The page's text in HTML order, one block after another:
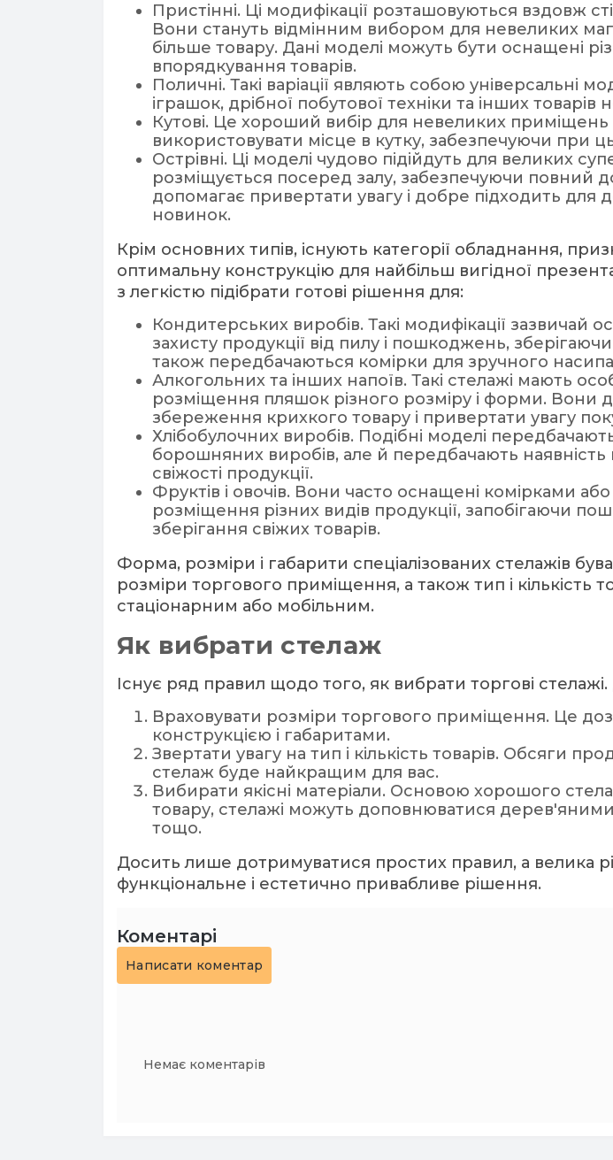
Пристінні. Ці модифікації розташовуються
Вони стануть відмінним вибором для невеликих
більше товару. Дані моделі можуть бути оснащені
впорядкування товарів.
Поличні. Такі варіації являють собою універсальні
іграшок, дрібної побутової техніки та інших
Кутові. Це хороший вибір для невеликих
використовувати місце в кутку, забезпечуючи при
Острівні. Ці моделі чудово підійдуть для великих
розміщується посеред залу, забезпечуючи повний
допомагає привертати увагу і добре підходить для
новинок.
Крім основних типів, існують категорії обладнання,
оптимальну конструкцію для найбільш вигідної
з легкістю підібрати готові рішення для:
Кондитерських виробів. Такі модифікації
захисту продукції від пилу і пошкоджень,
також передбачаються комірки для зручного
Алкогольних та інших напоїв. Такі стелажі мають
розміщення пляшок різного розміру і форми. Вони
збереження крихкого товару і привертати увагу
Хлібобулочних виробів. Подібні моделі
борошняних виробів, але й передбачають
свіжості продукції.
Фруктів і овочів. Вони часто оснащені комірками
розміщення різних видів продукції, запобігаючи
зберігання свіжих товарів.
Форма, розміри і габарити спеціалізованих стелажів
розміри торгового приміщення, а також тип і кількість
стаціонарним або мобільним.
Як вибрати стелаж
Існує ряд правил щодо того, як вибрати торгові стелажі
Враховувати розміри торгового приміщення. Це
конструкцією і габаритами.
Звертати увагу на тип і кількість товарів. Обсяги
стелаж буде найкращим для вас.
Вибирати якісні матеріали. Основою хорошого
товару, стелажі можуть доповнюватися
тощо.
Досить лише дотримуватися простих правил, а велика
функціональне і естетично привабливе рішення.
Коментарі
Написати коментар
Немає коментарів